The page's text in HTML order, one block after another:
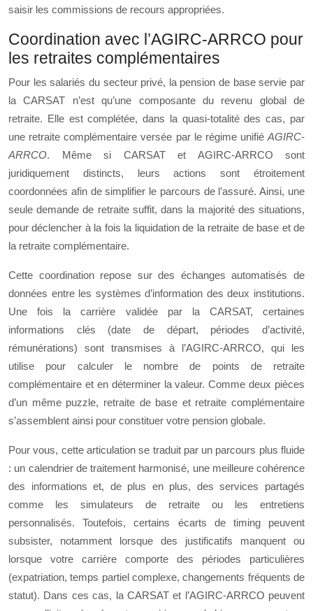
saisir les commissions de recours appropriées.
Coordination avec l’AGIRC-ARRCO pour
les retraites complémentaires
Pour les salariés du secteur privé, la pension de base servie par
la CARSAT n’est qu’une composante du revenu global de
retraite. Elle est complétée, dans la quasi-totalité des cas, par
une retraite complémentaire versée par le régime unifié AGIRC-
ARRCO. Même si CARSAT et AGIRC-ARRCO sont
juridiquement distincts, leurs actions sont étroitement
coordonnées afin de simplifier le parcours de l’assuré. Ainsi, une
seule demande de retraite suffit, dans la majorité des situations,
pour déclencher à la fois la liquidation de la retraite de base et de
la retraite complémentaire.
Cette coordination repose sur des échanges automatisés de
données entre les systèmes d’information des deux institutions.
Une fois la carrière validée par la CARSAT, certaines
informations clés (date de départ, périodes d’activité,
rémunérations) sont transmises à l’AGIRC-ARRCO, qui les
utilise pour calculer le nombre de points de retraite
complémentaire et en déterminer la valeur. Comme deux pièces
d’un même puzzle, retraite de base et retraite complémentaire
s’assemblent ainsi pour constituer votre pension globale.
Pour vous, cette articulation se traduit par un parcours plus fluide
: un calendrier de traitement harmonisé, une meilleure cohérence
des informations et, de plus en plus, des services partagés
comme les simulateurs de retraite ou les entretiens
personnalisés. Toutefois, certains écarts de timing peuvent
subsister, notamment lorsque des justificatifs manquent ou
lorsque votre carrière comporte des périodes particulières
(expatriation, temps partiel complexe, changements fréquents de
statut). Dans ces cas, la CARSAT et l’AGIRC-ARRCO peuvent